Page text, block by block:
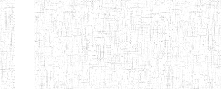
Arrondissement